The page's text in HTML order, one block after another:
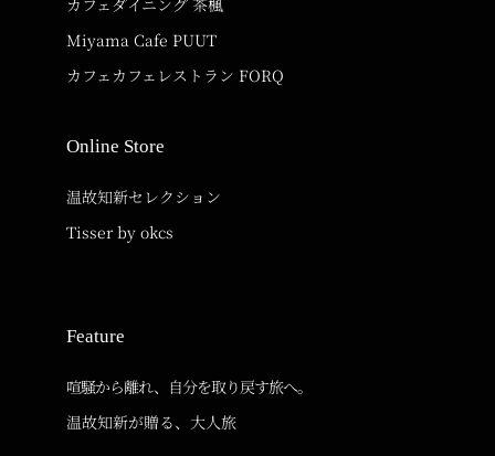
カフェダイニング 茶楓
Miyama Cafe PUUT
カフェカフェレストラン FORQ
Online Store
温故知新セレクション
Tisser by okcs
Feature
喧騒から離れ、自分を取り戻す旅へ。
温故知新が贈る、大人旅